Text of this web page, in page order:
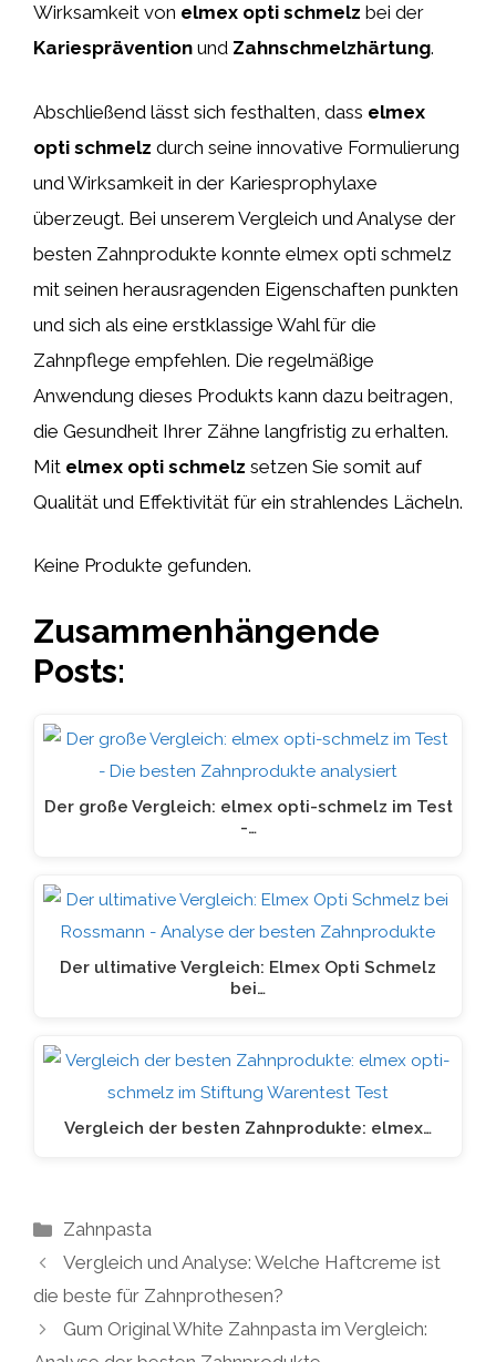
Wirksamkeit von elmex opti schmelz bei der
Kariesprävention und Zahnschmelzhärtung.
Abschließend lässt sich festhalten, dass elmex
opti schmelz durch seine innovative Formulierung
und Wirksamkeit in der Kariesprophylaxe
überzeugt. Bei unserem Vergleich und Analyse der
besten Zahnprodukte konnte elmex opti schmelz
mit seinen herausragenden Eigenschaften punkten
und sich als eine erstklassige Wahl für die
Zahnpflege empfehlen. Die regelmäßige
Anwendung dieses Produkts kann dazu beitragen,
die Gesundheit Ihrer Zähne langfristig zu erhalten.
Mit elmex opti schmelz setzen Sie somit auf
Qualität und Effektivität für ein strahlendes Lächeln.
Keine Produkte gefunden.
Zusammenhängende
Posts:
Der große Vergleich: elmex opti-schmelz im Test
-…
Der ultimative Vergleich: Elmex Opti Schmelz
bei…
Vergleich der besten Zahnprodukte: elmex…
Kategorien
Zahnpasta
Vergleich und Analyse: Welche Haftcreme ist
die beste für Zahnprothesen?
Gum Original White Zahnpasta im Vergleich: